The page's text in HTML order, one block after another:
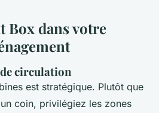
Box dans votre
circulation
est stratégique. Plutôt que
coin, privilégiez les zones